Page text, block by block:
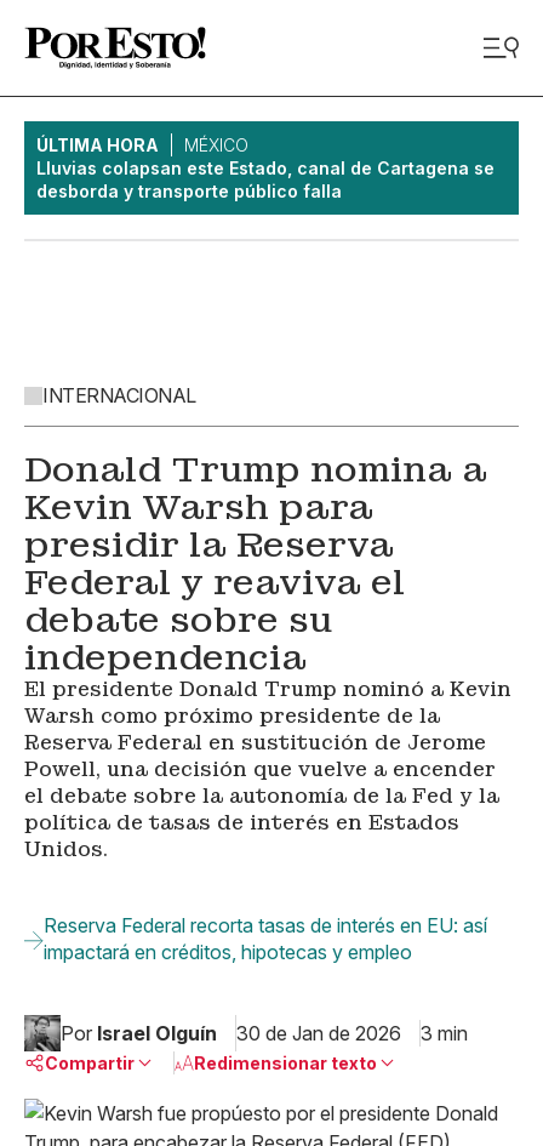
ÚLTIMA HORA
MÉXICO
Lluvias colapsan este Estado, canal de Cartagena se
desborda y transporte público falla
INTERNACIONAL
Donald Trump nomina a
Kevin Warsh para
presidir la Reserva
Federal y reaviva el
debate sobre su
independencia
El presidente Donald Trump nominó a Kevin
Warsh como próximo presidente de la
Reserva Federal en sustitución de Jerome
Powell, una decisión que vuelve a encender
el debate sobre la autonomía de la Fed y la
política de tasas de interés en Estados
Unidos.
Reserva Federal recorta tasas de interés en EU: así
impactará en créditos, hipotecas y empleo
Por Israel Olguín 30 de Jan de 2026 3 min
Compartir
Linkedin
Redimensionar texto
Pequeño